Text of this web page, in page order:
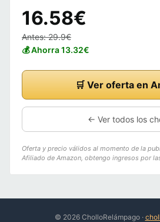
16.58€
Antes: 29.9€
💰 Ahorra 13.32€
🛒 Ver oferta en
← Ver todos los
Oferta y precio válidos al momento de la
Afiliado de Amazon, obtengo ingresos por
© 2026 CholloRelámpago ·